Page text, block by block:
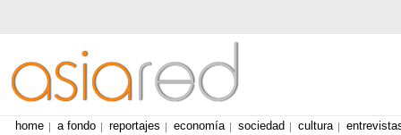
home a fondo reportajes economía sociedad cultura